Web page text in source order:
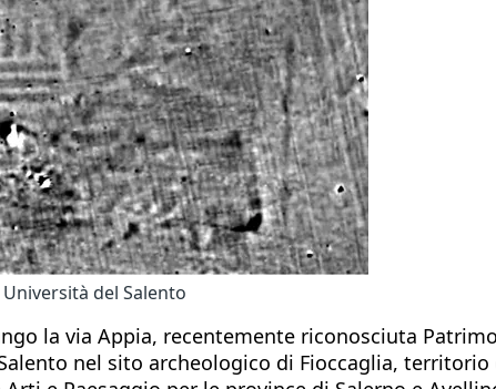
del Salento
la via Appia, recentemente riconosciuta
nel sito archeologico di Fioccaglia,